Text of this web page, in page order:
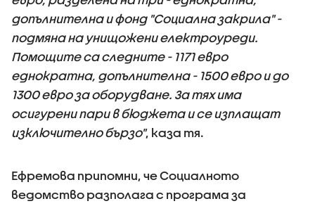
допълнителна и фонд "Социална закрила" -
подмяна на унищожени електроуреди.
Помощите са следните - 1171 евро
еднократна, допълнителна - 1500 евро и до
1300 евро за оборудване. За тях има
осигурени пари в бюджета и се изплащат
изключително бързо", каза тя.
Ефремова припомни, че Социалното
ведомство разполага с програма за